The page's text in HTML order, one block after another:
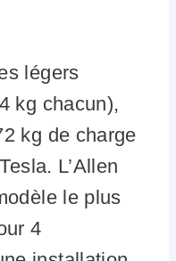
légers
kg chacun),
kg de charge
L’Allen
le plus
4